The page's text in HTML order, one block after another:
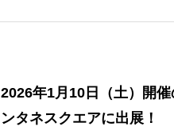
2026年1月10日（土）開催
ンタネスクエアに出展！